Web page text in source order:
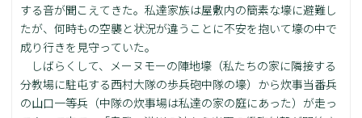
する音が聞こえてきた。私達家族は屋敷内の簡素な壕に避難し
たが、何時もの空襲と状況が違うことに不安を抱いて壕の中で
成り行きを見守っていた。
しばらくして、メーヌモーの陣地壕（私たちの家に隣接する
分教場に駐屯する西村大隊の歩兵砲中隊の壕）から炊事当番兵
の山口一等兵（中隊の炊事場は私達の家の庭にあった）が走っ